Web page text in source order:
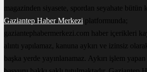
magazinden siyasete, spordan seyahate bütün
Gaziantep Haber Merkezi platformunda;
gaziantephabermerkezi.com haber içerikleri
alıntı yapılamaz, kanuna aykırı ve izinsiz
başka yerde yayınlanamaz. Aykırı işlem